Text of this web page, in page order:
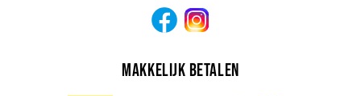
Facebook
Makkelijk betalen